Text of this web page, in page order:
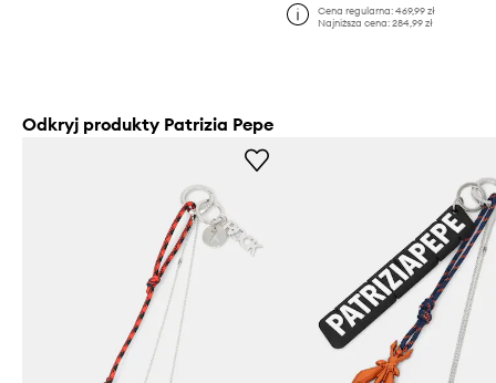
Cena regularna: 469,99 zł
Najniższa cena: 284,99 zł
Odkryj produkty Patrizia Pepe